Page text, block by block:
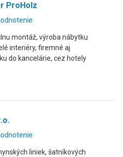
ProHolz
montáž, výroba nábytku
interiéry, firemné aj
do kancelárie, cez hotely
liniek, šatníkových